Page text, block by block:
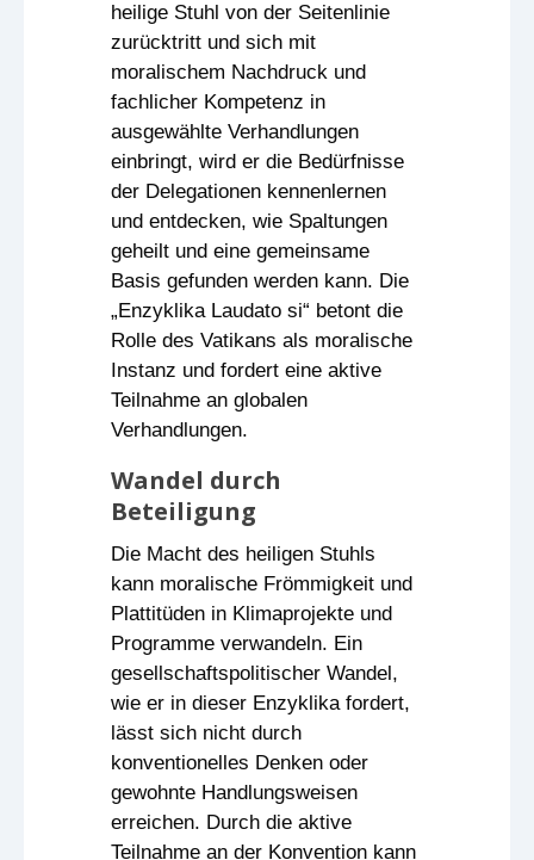
heilige Stuhl von der Seitenlinie
zurücktritt und sich mit
moralischem Nachdruck und
fachlicher Kompetenz in
ausgewählte Verhandlungen
einbringt, wird er die Bedürfnisse
der Delegationen kennenlernen
und entdecken, wie Spaltungen
geheilt und eine gemeinsame
Basis gefunden werden kann. Die
„Enzyklika Laudato si“ betont die
Rolle des Vatikans als moralische
Instanz und fordert eine aktive
Teilnahme an globalen
Verhandlungen.
Wandel durch
Beteiligung
Die Macht des heiligen Stuhls
kann moralische Frömmigkeit und
Plattitüden in Klimaprojekte und
Programme verwandeln. Ein
gesellschaftspolitischer Wandel,
wie er in dieser Enzyklika fordert,
lässt sich nicht durch
konventionelles Denken oder
gewohnte Handlungsweisen
erreichen. Durch die aktive
Teilnahme an der Konvention kann